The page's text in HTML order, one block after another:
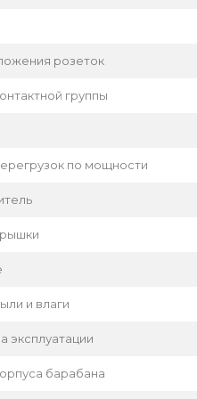
розеток
группы
по мощности
и влаги
эксплуатации
барабана